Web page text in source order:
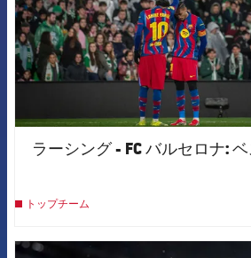
ラーシング - FC バルセロナ:
トップチーム
FCB